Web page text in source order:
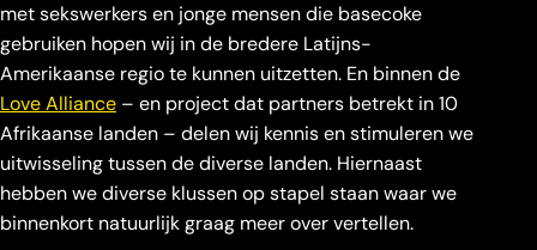
met sekswerkers en jonge mensen die basecoke
gebruiken hopen wij in de bredere Latijns-
Amerikaanse regio te kunnen uitzetten. En binnen de
Love Alliance – en project dat partners betrekt in 10
Afrikaanse landen – delen wij kennis en stimuleren we
uitwisseling tussen de diverse landen. Hiernaast
hebben we diverse klussen op stapel staan waar we
binnenkort natuurlijk graag meer over vertellen.